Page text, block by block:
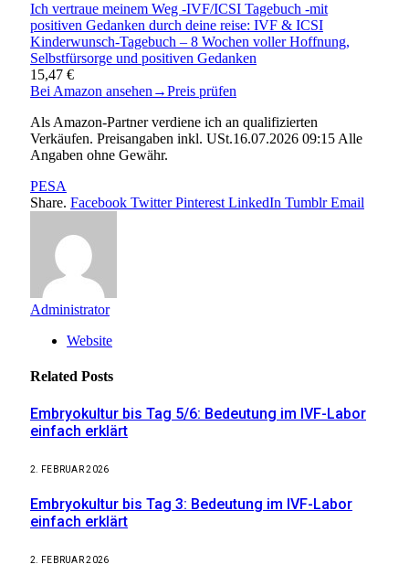
Ich vertraue meinem Weg -IVF/ICSI Tagebuch -mit
positiven Gedanken durch deine reise: IVF & ICSI
Kinderwunsch-Tagebuch – 8 Wochen voller Hoffnung,
Selbstfürsorge und positiven Gedanken
15,47 €
Bei Amazon ansehen →Preis prüfen
Als Amazon-Partner verdiene ich an qualifizierten
Verkäufen. Preisangaben inkl. USt.16.07.2026 09:15 Alle
Angaben ohne Gewähr.
PESA
Share. Facebook Twitter Pinterest LinkedIn Tumblr Email
Administrator
Website
Related Posts
Embryokultur bis Tag 5/6: Bedeutung im IVF-Labor
einfach erklärt
2. FEBRUAR 2026
Embryokultur bis Tag 3: Bedeutung im IVF-Labor
einfach erklärt
2. FEBRUAR 2026